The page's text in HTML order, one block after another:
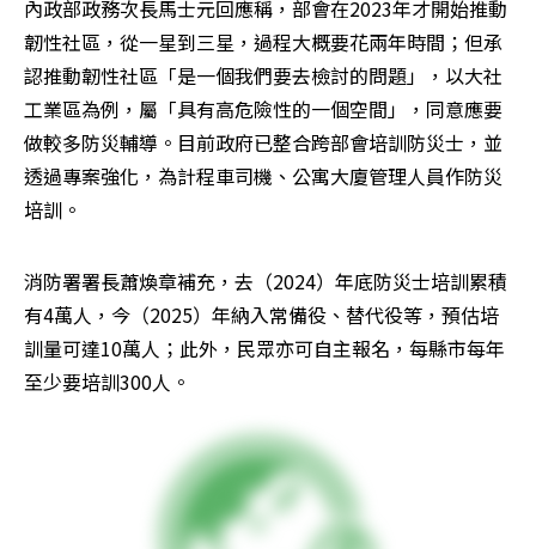
內政部政務次長馬士元回應稱，部會在2023年才開始推動
韌性社區，從一星到三星，過程大概要花兩年時間；但承
認推動韌性社區「是一個我們要去檢討的問題」，以大社
工業區為例，屬「具有高危險性的一個空間」，同意應要
做較多防災輔導。目前政府已整合跨部會培訓防災士，並
透過專案強化，為計程車司機、公寓大廈管理人員作防災
培訓。
消防署署長蕭煥章補充，去（2024）年底防災士培訓累積
有4萬人，今（2025）年納入常備役、替代役等，預估培
訓量可達10萬人；此外，民眾亦可自主報名，每縣市每年
至少要培訓300人。